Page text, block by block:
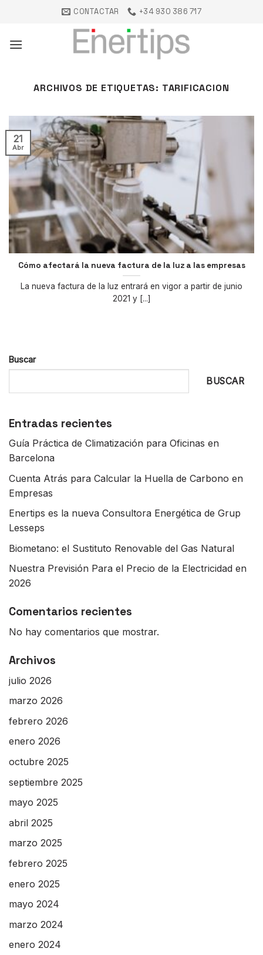
CONTACTAR +34 930 386 717
ARCHIVOS DE ETIQUETAS: TARIFICACION
Buscar
BUSCAR
Entradas recientes
Guía Práctica de Climatización para Oficinas en
Barcelona
Cuenta Atrás para Calcular la Huella de Carbono en
Empresas
Enertips es la nueva Consultora Energética de Grup
Lesseps
Biometano: el Sustituto Renovable del Gas Natural
Nuestra Previsión Para el Precio de la Electricidad en
2026
Comentarios recientes
No hay comentarios que mostrar.
Archivos
julio 2026
marzo 2026
febrero 2026
enero 2026
octubre 2025
septiembre 2025
mayo 2025
abril 2025
marzo 2025
febrero 2025
enero 2025
mayo 2024
marzo 2024
enero 2024
Cómo afectará la nueva factura de la luz a las empresas
La nueva factura de la luz entrará en vigor a partir de junio
2021 y [...]
21
Abr